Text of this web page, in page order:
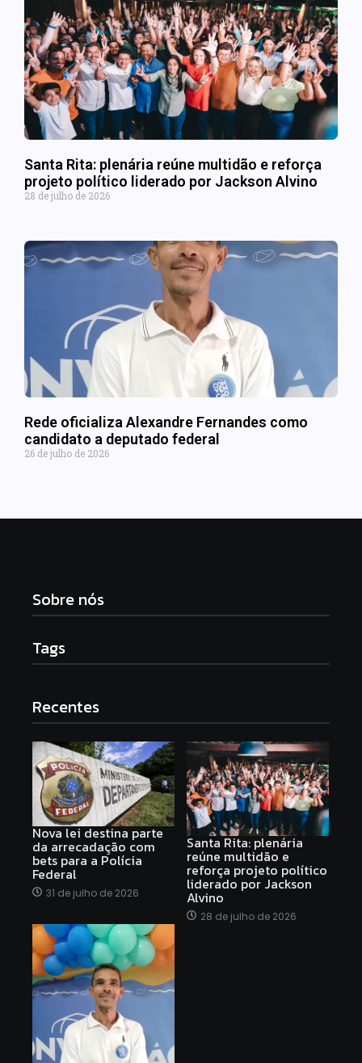
Santa Rita: plenária reúne multidão e reforça
projeto político liderado por Jackson Alvino
28 de julho de 2026
Rede oficializa Alexandre Fernandes como
candidato a deputado federal
26 de julho de 2026
Sobre nós
Tags
Recentes
Nova lei destina parte
da arrecadação com
bets para a Polícia
Federal
31 de julho de 2026
Santa Rita: plenária
reúne multidão e
reforça projeto político
liderado por Jackson
Alvino
28 de julho de 2026